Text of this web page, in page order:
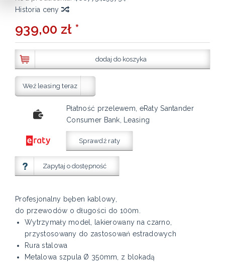
Historia ceny
939,00 zł *
dodaj do koszyka
Weź leasing teraz
Płatność przelewem, eRaty Santander
Consumer Bank, Leasing
Sprawdź raty
Zapytaj o dostępność
Profesjonalny bęben kablowy,
do przewodów o długości do 100m.
Wytrzymały model, lakierowany na czarno,
przystosowany do zastosowań estradowych
Rura stalowa
Metalowa szpula Ø 350mm, z blokadą